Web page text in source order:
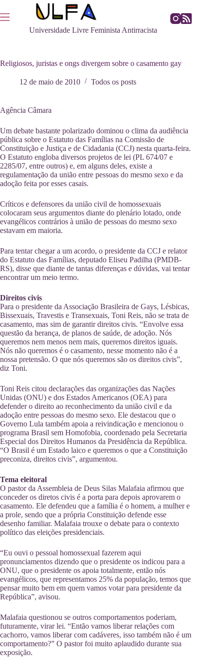
para
o
Universidade Livre Feminista Antirracista
Religiosos, juristas e ongs divergem sobre o casamento gay
12 de maio de 2010 Todos os posts
Agência Câmara
Um debate bastante polarizado dominou o clima da audiência
pública sobre o Estatuto das Famílias na Comissão de
Constituição e Justiça e de Cidadania (CCJ) nesta quarta-feira.
O Estatuto engloba diversos projetos de lei (PL 674/07 e
2285/07, entre outros) e, em alguns deles, existe a
regulamentação da união entre pessoas do mesmo sexo e da
adoção feita por esses casais.
Críticos e defensores da união civil de homossexuais
colocaram seus argumentos diante do plenário lotado, onde
evangélicos contrários à união de pessoas do mesmo sexo
estavam em maioria.
Para tentar chegar a um acordo, o presidente da CCJ e relator
do Estatuto das Famílias, deputado Eliseu Padilha (PMDB-
RS), disse que diante de tantas diferenças e dúvidas, vai tentar
encontrar um meio termo.
Direitos civis
Para o presidente da Associação Brasileira de Gays, Lésbicas,
Bissexuais, Travestis e Transexuais, Toni Reis, não se trata de
casamento, mas sim de garantir direitos civis. “Envolve essa
questão da herança, de planos de saúde, de adoção. Nós
queremos nem menos nem mais, queremos direitos iguais.
Nós não queremos é o casamento, nesse momento não é a
nossa pretensão. O que nós queremos são os direitos civis”,
diz Toni.
Toni Reis citou declarações das organizações das Nações
Unidas (ONU) e dos Estados Americanos (OEA) para
defender o direito ao reconhecimento da união civil e da
adoção entre pessoas do mesmo sexo. Ele destacou que o
Governo Lula também apoia a reivindicação e mencionou o
programa Brasil sem Homofobia, coordenado pela Secretaria
Especial dos Direitos Humanos da Presidência da República.
“O Brasil é um Estado laico e queremos o que a Constituição
preconiza, direitos civis”, argumentou.
Tema eleitoral
O pastor da Assembleia de Deus Silas Malafaia afirmou que
conceder os diretos civis é a porta para depois aprovarem o
casamento. Ele defendeu que a família é o homem, a mulher e
a prole, sendo que a própria Constituição defende esse
desenho familiar. Malafaia trouxe o debate para o contexto
político das eleições presidenciais.
“Eu ouvi o pessoal homossexual fazerem aqui
pronunciamentos dizendo que o presidente os indicou para a
ONU, que o presidente os apoia totalmente, então nós
evangélicos, que representamos 25% da população, temos que
pensar muito bem em quem vamos votar para presidente da
República”, avisou.
Malafaia questionou se outros comportamentos poderiam,
futuramente, virar lei. “Então vamos liberar relações com
cachorro, vamos liberar com cadáveres, isso também não é um
comportamento?” O pastor foi muito aplaudido durante sua
exposição.